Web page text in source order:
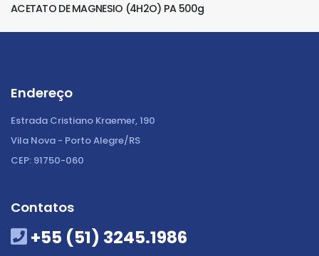
ACETATO DE MAGNESIO (4H2O) PA 500g
Endereço
Estrada Cristiano Kraemer, 190
Vila Nova - Porto Alegre/RS
CEP: 91750-060
Contatos
+55 (51) 3245.1986